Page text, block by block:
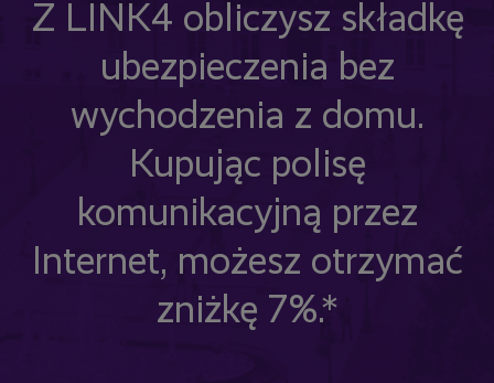
Z LINK4 obliczysz składkę
ubezpieczenia bez
wychodzenia z domu.
Kupując polisę
komunikacyjną przez
Internet, możesz otrzymać
zniżkę 7%.*